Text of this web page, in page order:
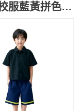
【訂製校服藍黃拼色短袖POLO款】｜匡智張玉瓊晨輝學校｜雙側黃拼布剪接polo｜翻領三鈕門襟校服｜短袖黃邊包袖｜拼色校服專門店 SU419